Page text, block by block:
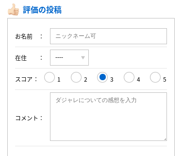
評価の投稿
お名前
在住
スコア 1 2 3 4 5
コメント